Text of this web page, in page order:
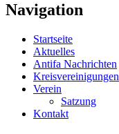
Navigation
Startseite
Aktuelles
Antifa Nachrichten
Kreisvereinigungen
Verein
Satzung
Kontakt